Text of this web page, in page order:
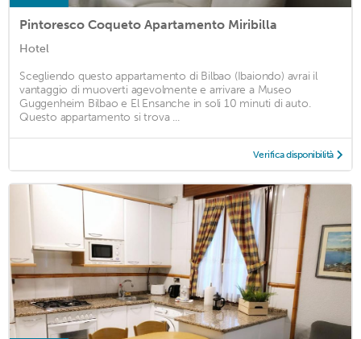
Pintoresco Coqueto Apartamento Miribilla
Hotel
Scegliendo questo appartamento di Bilbao (Ibaiondo) avrai il
vantaggio di muoverti agevolmente e arrivare a Museo
Guggenheim Bilbao e El Ensanche in soli 10 minuti di auto.
Questo appartamento si trova ...
Verifica disponibilità